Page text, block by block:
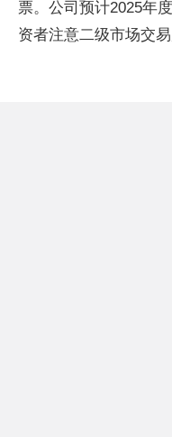
票。公司预计2025年
资者注意二级市场交